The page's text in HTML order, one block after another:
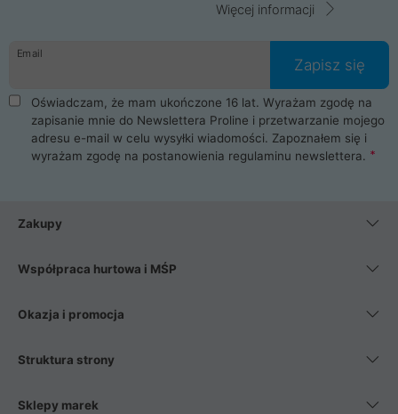
Więcej informacji
Email
Zapisz się
Oświadczam, że mam ukończone 16 lat. Wyrażam zgodę na
zapisanie mnie do Newslettera Proline i przetwarzanie mojego
adresu e-mail w celu wysyłki wiadomości. Zapoznałem się i
wyrażam zgodę na postanowienia regulaminu newslettera.
Zakupy
Współpraca hurtowa i MŚP
Okazja i promocja
Struktura strony
Sklepy marek